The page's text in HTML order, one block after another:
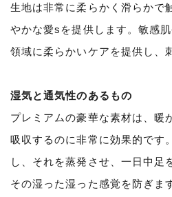
生地は非常に柔らかく滑らかで
やかな愛sを提供します。敏感
領域に柔らかいケアを提供し、
湿気と通気性のあるもの
プレミアムの豪華な素材は、暖
吸収するのに非常に効果的です
し、それを蒸発させ、一日中足
その湿った湿った感覚を防ぎま